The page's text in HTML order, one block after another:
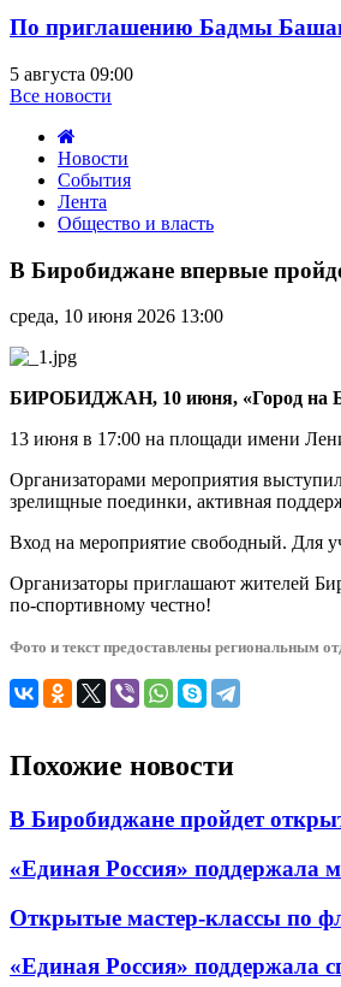
По приглашению Бадмы
5 августа 09:00
Все новости
Новости
События
Лента
Общество и власть
Биробиджане
впервые
пройдет
молодежный
фестиваль
единоборств
(6+)
рамках
Биробиджана»
В Биробиджане впервые
среда, 10 июня 2026 13:00
БИРОБИДЖАН, 10 июня, «Город на
13 июня в 17:00 на площади имени
Организаторами мероприятия
зрелищные поединки, активная
Вход на мероприятие свободный. Для
Организаторы приглашают жителей
по-спортивному честно!
Фото и текст предоставлены региональным
Похожие новости
В Биробиджане пройдет
«Единая Россия» поддержала
Открытые мастер-классы по
«Единая Россия» поддержала